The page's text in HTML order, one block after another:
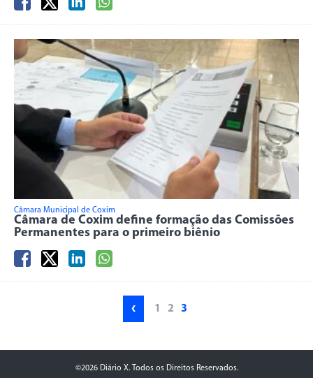
Câmara Municipal de Coxim
Câmara de Coxim define formação das Comissões
Permanentes para o primeiro biênio
‹ 1 2 3
©2026 Diário X. Todos os Direitos Reservados.